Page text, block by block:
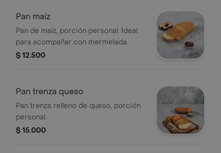
Pan maíz
Pan de maíz, porción personal. Ideal
para acompañar con mermelada.
$ 12.500
Pan trenza queso
Pan trenza relleno de queso, porción
personal.
$ 15.000